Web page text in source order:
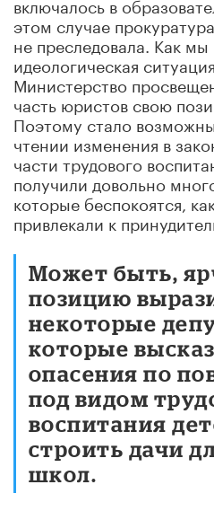
этом случае
не преследовала. Как
идеологическая
Министерство
часть юристов свою
Поэтому стало
чтении изменения в
части трудового
получили довольно
которые беспокоятся,
привлекали к
Может быть,
позицию
некоторые
которые
опасения по
под видом
воспитания
строить дачи
школ.